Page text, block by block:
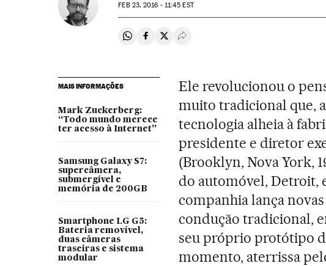
FEB23, 2016 - 11:45 EST
Compartir en Whatsapp
Compartir en Facebook
Compartir en Twitter
Desplegar Redes Sociales
MAIS INFORMAÇÕES
Mark Zuckerberg:
“Todo mundo merece
ter acesso à Internet”
Samsung Galaxy S7:
supercâmera,
submergível e
memória de 200GB
Smartphone LG G5:
Bateria removível,
duas câmeras
traseiras e sistema
modular
Ele revolucionou o
muito tradicional que,
tecnologia alheia à
presidente e diretor
(Brooklyn, Nova York,
do automóvel, Detroit,
companhia lança
condução tradicional,
seu próprio protótipo
momento, aterrissa